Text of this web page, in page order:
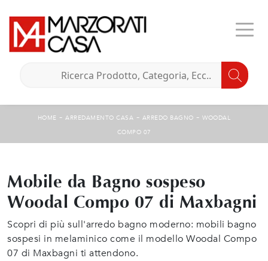
HOME -ARREDAMENTO CASA - ARREDO BAGNO -WOODAL
COMPO 07
Mobile da Bagno sospeso
Woodal Compo 07 di Maxbagni
Scopri di più sull'arredo bagno moderno: mobili bagno
sospesi in melaminico come il modello Woodal Compo
07 di Maxbagni ti attendono.